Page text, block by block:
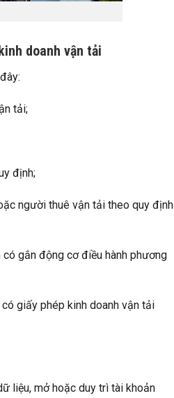
doanh vận tải
tải;
định;
người thuê vận tải theo quy định
gắn động cơ điều hành phương
giấy phép kinh doanh vận tải
liệu, mở hoặc duy trì tài khoản